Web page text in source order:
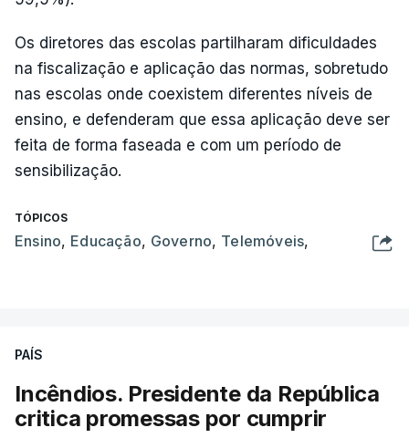
Os diretores das escolas partilharam dificuldades
na fiscalização e aplicação das normas, sobretudo
nas escolas onde coexistem diferentes níveis de
ensino, e defenderam que essa aplicação deve ser
feita de forma faseada e com um período de
sensibilização.
TÓPICOS
Ensino, Educação, Governo, Telemóveis,
PAÍS
Incêndios. Presidente da República
critica promessas por cumprir